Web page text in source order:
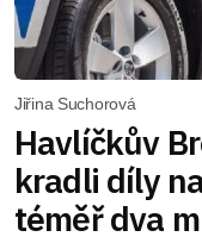
Jiřina Suchorová
Havlíčkův
kradli díly
téměř dva